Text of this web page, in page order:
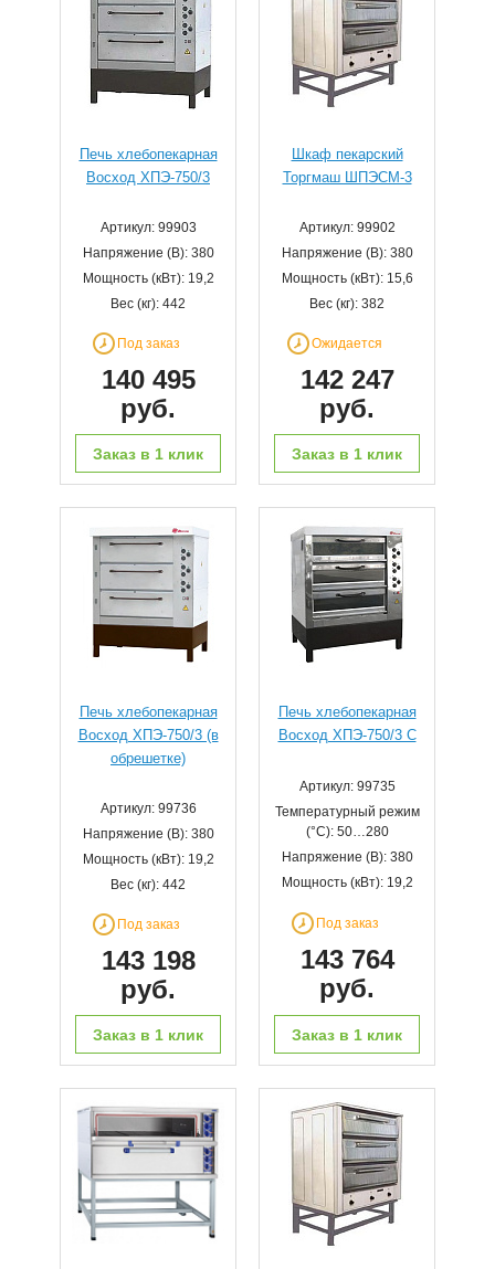
Печь хлебопекарная
Восход ХПЭ-750/3
Артикул: 99903
Напряжение (В): 380
Мощность (кВт): 19,2
Вес (кг): 442
Под заказ
140 495
руб.
Заказ в 1 клик
Шкаф пекарский
Торгмаш ШПЭСМ-3
Артикул: 99902
Напряжение (В): 380
Мощность (кВт): 15,6
Вес (кг): 382
Ожидается
142 247
руб.
Заказ в 1 клик
Печь хлебопекарная
Восход ХПЭ-750/3 (в
обрешетке)
Артикул: 99736
Напряжение (В): 380
Мощность (кВт): 19,2
Вес (кг): 442
Под заказ
143 198
руб.
Заказ в 1 клик
Печь хлебопекарная
Восход ХПЭ-750/3 С
Артикул: 99735
Температурный режим
(°С): 50…280
Напряжение (В): 380
Мощность (кВт): 19,2
Под заказ
143 764
руб.
Заказ в 1 клик